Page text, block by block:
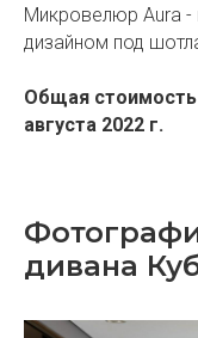
Микровелюр Aura -
дизайном под
Общая стоимость
августа 2022 г.
дивана